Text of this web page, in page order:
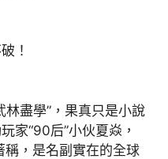
！
盡學”，果真只是小說
家“90后”小伙夏焱，
稱，是名副實在的全球